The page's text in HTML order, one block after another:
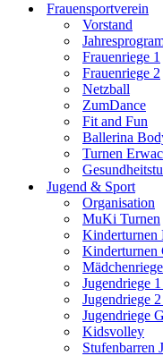
Frauensportverein
Vorstand
Frauenriege 1
Frauenriege 2
Netzball
ZumDance
Fit and Fun
Ballerina
Turnen
Jugend & Sport
Organisation
MuKi Turnen
Kinderturnen
Kinderturnen
Mädchenriege
Jugendriege
Jugendriege
Jugendriege
Kidsvolley
Stufenbarren